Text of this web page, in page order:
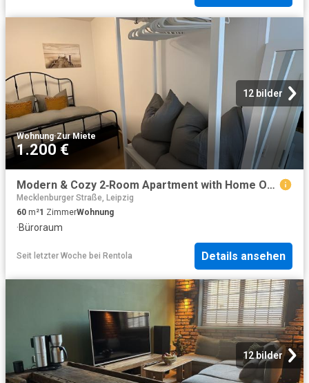
12 bilder
Wohnung·Zur Miete
1.200 €
Modern & Cozy 2‑Room Apartment with Home Office in Leipzig‑Altlindenau, Leipzig Amsterdam Apartments for Rent
Mecklenburger Straße, Leipzig
60 m²1 ZimmerWohnung
·Büroraum
Seit letzter Woche bei Rentola Details ansehen
12 bilder